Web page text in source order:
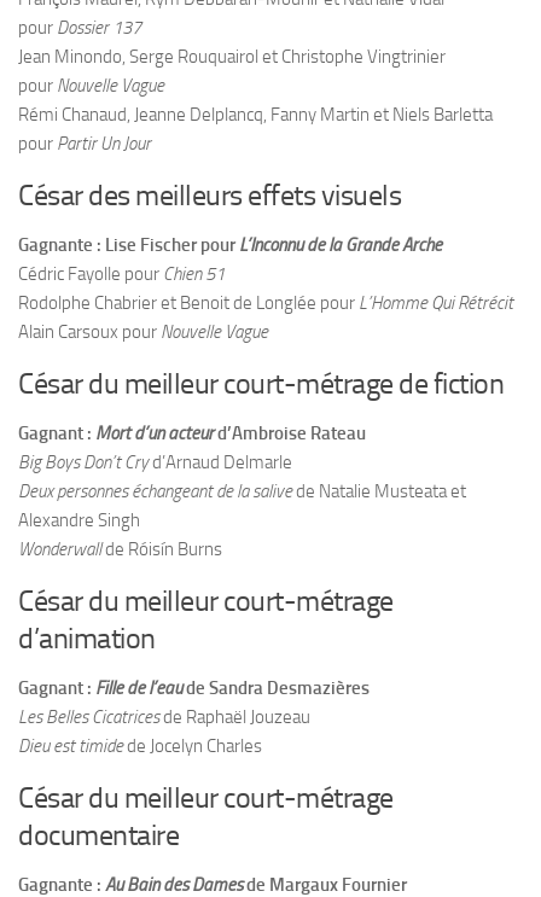
pour Dossier 137
Jean Minondo, Serge Rouquairol et Christophe Vingtrinier
pour Nouvelle Vague
Rémi Chanaud, Jeanne Delplancq, Fanny Martin et Niels Barletta
pour Partir Un Jour
César des meilleurs effets visuels
Gagnante : Lise Fischer pourL’Inconnu de la Grande Arche
Cédric Fayolle pour Chien 51
Rodolphe Chabrier et Benoit de Longlée pour L’Homme Qui Rétrécit
Alain Carsoux pour Nouvelle Vague
César du meilleur court-métrage de fiction
Gagnant : Mort d’un acteurd’Ambroise Rateau
Big Boys Don’t Cryd’Arnaud Delmarle
Deux personnes échangeant de la salivede Natalie Musteata et
Alexandre Singh
Wonderwallde Róisín Burns
César du meilleur court-métrage
d’animation
Gagnant : Fille de l’eaude Sandra Desmazières
Les Belles Cicatricesde Raphaël Jouzeau
Dieu est timidede Jocelyn Charles
César du meilleur court-métrage
documentaire
Gagnante : Au Bain des Damesde Margaux Fournier